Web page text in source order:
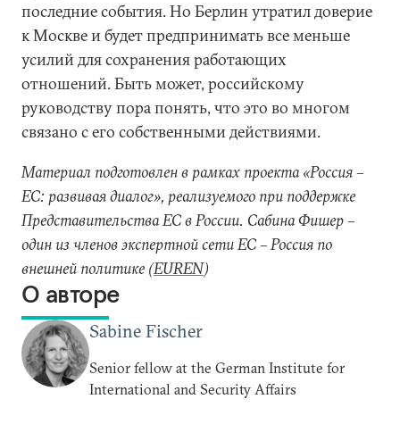
последние события. Но Берлин утратил доверие
к Москве и будет предпринимать все меньше
усилий для сохранения работающих
отношений. Быть может, российскому
руководству пора понять, что это во многом
связано с его собственными действиями.
Материал подготовлен в рамках проекта «Россия –
ЕС: развивая диалог», реализуемого при поддержке
Представительства ЕС в России. Сабина Фишер –
один из членов экспертной сети ЕС – Россия по
внешней политике (EUREN)
О авторе
Sabine Fischer
Senior fellow at the German Institute for
International and Security Affairs